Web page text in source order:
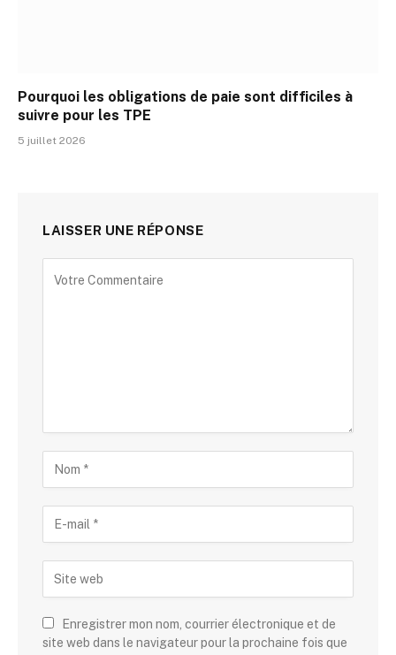
Pourquoi les obligations de paie sont difficiles à
suivre pour les TPE
5 juillet 2026
LAISSER UNE RÉPONSE
Enregistrer mon nom, courrier électronique et de
site web dans le navigateur pour la prochaine fois que